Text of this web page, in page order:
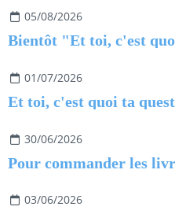
05/08/2026
Bientôt "Et toi, c'est
01/07/2026
30/06/2026
Pour commander les
03/06/2026